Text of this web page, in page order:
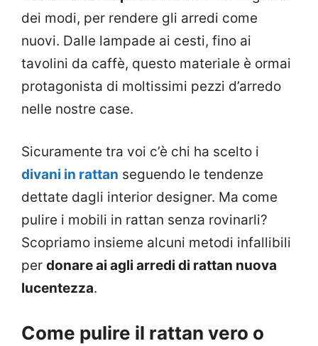
dei modi, per rendere gli arredi come
nuovi. Dalle lampade ai cesti, fino ai
tavolini da caffè, questo materiale è ormai
protagonista di moltissimi pezzi d’arredo
nelle nostre case.
Sicuramente tra voi c’è chi ha scelto i
divani in rattan seguendo le tendenze
dettate dagli interior designer. Ma come
pulire i mobili in rattan senza rovinarli?
Scopriamo insieme alcuni metodi infallibili
per donare ai agli arredi di rattan nuova
lucentezza.
Come pulire il rattan vero o